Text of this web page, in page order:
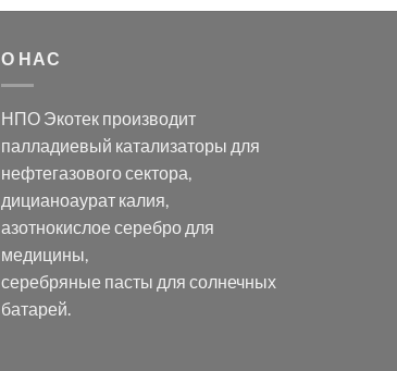
О НАС
НПО Экотек производит
палладиевый катализаторы для
нефтегазового сектора,
дицианоаурат калия,
азотнокислое серебродля
медицины,
серебряные пасты для солнечных
батарей.